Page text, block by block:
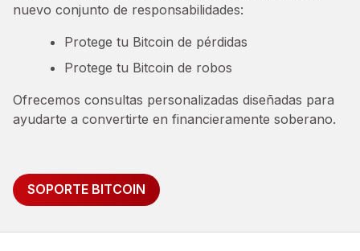
nuevo conjunto de responsabilidades:
Protege tu Bitcoin de pérdidas
Protege tu Bitcoin de robos
Ofrecemos consultas personalizadas diseñadas para
ayudarte a convertirte en financieramente soberano.
SOPORTE BITCOIN